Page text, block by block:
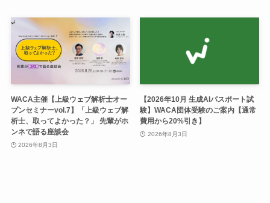
WACA主催【上級ウェブ解析士オー
プンセミナーvol.7】「上級ウェブ解
析士、取ってよかった？」 先輩がホ
ンネで語る座談会
2026年8月3日
【2026年10月 生成AIパスポート試
験】WACA団体受験のご案内【通常
費用から20%引き】
2026年8月3日